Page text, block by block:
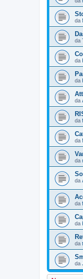
da
da
da
da
da
da
da
da
da
da
da
da
da